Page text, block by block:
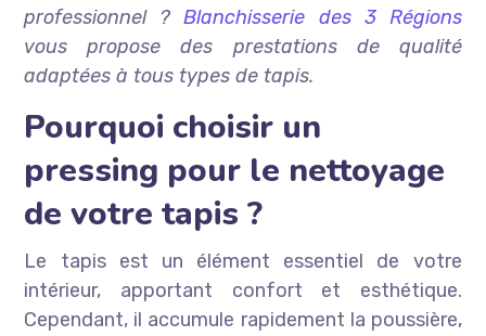
professionnel ?Blanchisserie des 3 Régions
vous propose des prestations de qualité
adaptées à tous types de tapis.
Pourquoi choisir un
pressing pour le nettoyage
de votre tapis ?
Le tapis est un élément essentiel de votre
intérieur, apportant confort et esthétique.
Cependant, il accumule rapidement la poussière,